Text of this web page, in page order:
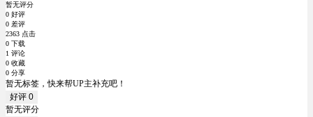
暂无评分
0 好评
0 差评
2363 点击
0 下载
1 评论
0 收藏
0 分享
暂无标签，快来帮UP主补充吧！
好评 0
暂无评分